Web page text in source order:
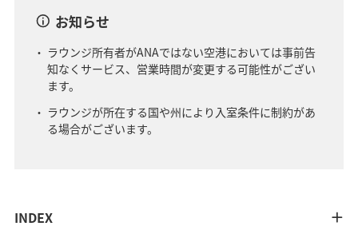
お知らせ
ラウンジ所有者がANAではない空港においては事前告
知なくサービス、営業時間が変更する可能性がござい
ます。
ラウンジが所在する国や州により入室条件に制約があ
る場合がございます。
INDEX